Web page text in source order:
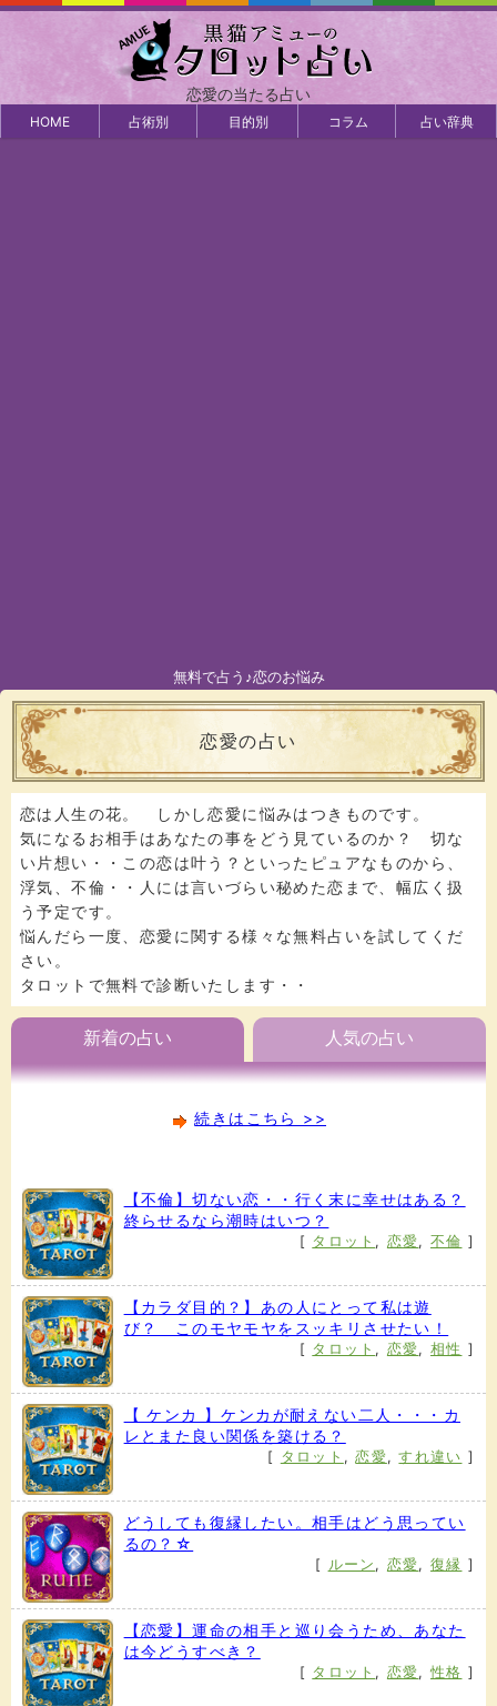
恋愛の当たる占い
HOME 占術別 目的別 コラム 占い辞典
無料で占う♪恋のお悩み
恋愛の占い
恋は人生の花。 しかし恋愛に悩みはつきものです。
気になるお相手はあなたの事をどう見ているのか？ 切な
い片想い・・この恋は叶う？といったピュアなものから、
浮気、不倫・・人には言いづらい秘めた恋まで、幅広く扱
う予定です。
悩んだら一度、恋愛に関する様々な無料占いを試してくだ
さい。
タロットで無料で診断いたします・・
新着の占い 人気の占い
続きはこちら >>
【不倫】切ない恋・・行く末に幸せはある？
終らせるなら潮時はいつ？
[ タロット , 恋愛, 不倫 ]
【カラダ目的？】あの人にとって私は遊
び？ このモヤモヤをスッキリさせたい！
[ タロット , 恋愛, 相性 ]
【 ケンカ 】ケンカが耐えない二人・・・カ
レとまた良い関係を築ける？
[ タロット ,恋愛,すれ違い ]
どうしても復縁したい。相手はどう思ってい
るの？☆
[ ルーン , 恋愛, 復縁 ]
【恋愛】運命の相手と巡り会うため、あなた
は今どうすべき？
[ タロット , 恋愛,性格 ]